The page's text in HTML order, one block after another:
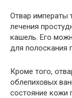
Отвар императы
лечения
кашель. Его
для полоскания
Кроме того,
облепиховых
состояние кожи